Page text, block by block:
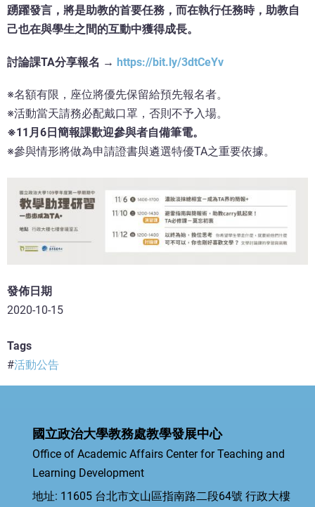
踴躍發言，將是助教的首要任務，而在執行任務時，助教自
己也在與學生之間的互動中獲得成長。
討論課TA分享報名 → https://bit.ly/3dtCeYv
※名額有限，座位將優先保留給預先報名者。
※活動當天請務必配戴口罩，否則不予入場。
※11月6日簡報課歡迎參與者自備筆電。
※參與情形將做為申請證書與遴選特優TA之重要依據。
發佈日期
2020-10-15
Tags
活動公告
國立政治大學教務處教學發展中心
Office of Academic Affairs Center for Teaching and
Learning Development
地址: 11605 台北市文山區指南路二段64號 行政大樓